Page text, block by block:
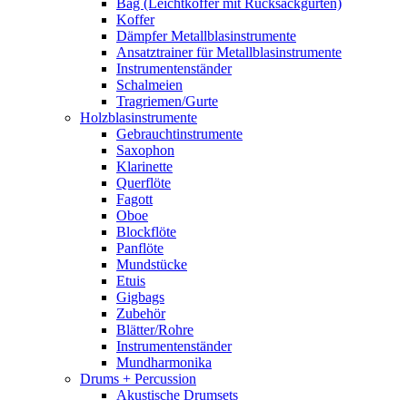
Bag (Leichtkoffer mit Rucksackgurten)
Koffer
Dämpfer Metallblasinstrumente
Ansatztrainer für Metallblasinstrumente
Instrumentenständer
Schalmeien
Tragriemen/Gurte
Holzblasinstrumente
Gebrauchtinstrumente
Saxophon
Klarinette
Querflöte
Fagott
Oboe
Blockflöte
Panflöte
Mundstücke
Etuis
Gigbags
Zubehör
Blätter/Rohre
Instrumentenständer
Mundharmonika
Drums + Percussion
Akustische Drumsets